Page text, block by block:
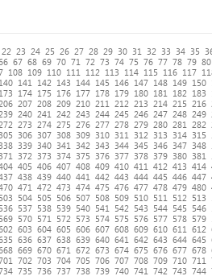
22 23 24 25 26 27 28 29 30 31 32 33 34 35
67 68 69 70 71 72 73 74 75 76 77 78 79 80
108 109 110 111 112 113 114 115 116 117
140 141 142 143 144 145 146 147 148 149 150
173 174 175 176 177 178 179 180 181 182 183
206 207 208 209 210 211 212 213 214 215 216
239 240 241 242 243 244 245 246 247 248 249
272 273 274 275 276 277 278 279 280 281 282
305 306 307 308 309 310 311 312 313 314 315
338 339 340 341 342 343 344 345 346 347 348
371 372 373 374 375 376 377 378 379 380 381
405 406 407 408 409 410 411 412 413 414
438 439 440 441 442 443 444 445 446 447
471 472 473 474 475 476 477 478 479 480
503 504 505 506 507 508 509 510 511 512 513
536 537 538 539 540 541 542 543 544 545 546
569 570 571 572 573 574 575 576 577 578 579
603 604 605 606 607 608 609 610 611 612
636 637 638 639 640 641 642 643 644 645
669 670 671 672 673 674 675 676 677 678
702 703 704 705 706 707 708 709 710 711
735 736 737 738 739 740 741 742 743 744